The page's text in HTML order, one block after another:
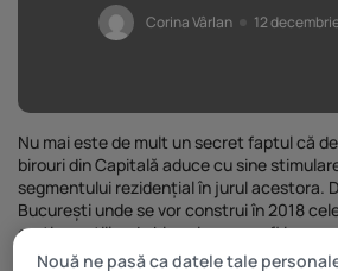
Corina Vârlan 12
Nu mai este de mult un secret faptul că
birouri din Capitală aduce cu sine
segmentului rezidențial în jurul acestora.
București unde se vor construi în 2018
grație spațiilor de birouri care vor fi
acestora?
Nouă ne pasă ca datele tale